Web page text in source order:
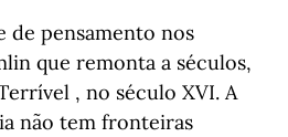
de pensamento nos
que remonta a séculos,
, no século XVI. A
não tem fronteiras